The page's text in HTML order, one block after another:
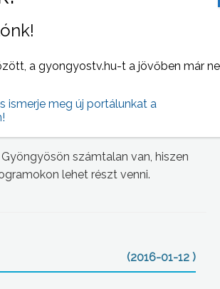
ne maradjunk egyedül,
a közeg meg fog maradni az
közösségeket kell keresni,
akkor kezdünk el, amire addig
számtalan van, hiszen
lehet részt venni.
(2016-01-12 )
a gyongyostv.hu-t a jövőben már
ismerje meg új portálunkat a